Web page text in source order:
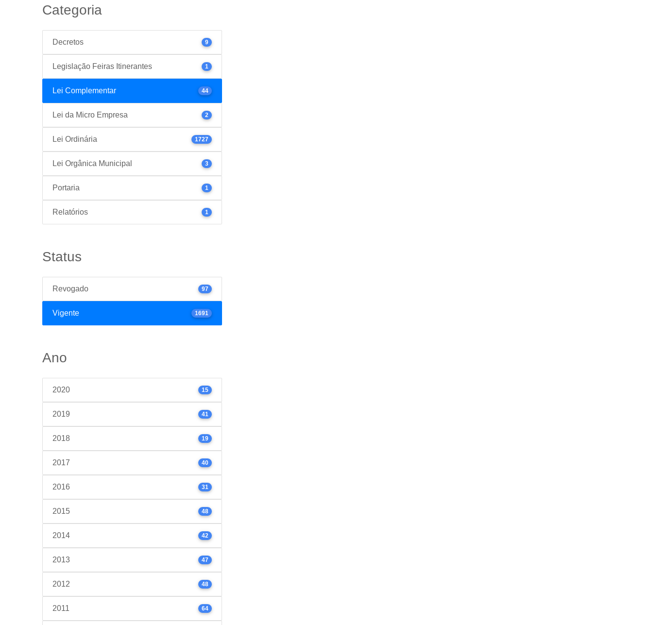
Categoria
Decretos 9
Legislação Feiras Itinerantes 1
Lei Complementar 44
Lei da Micro Empresa 2
Lei Ordinária 1727
Lei Orgânica Municipal 3
Portaria 1
Relatórios 1
Status
Revogado 97
Vigente 1691
Ano
2020 15
2019 41
2018 19
2017 40
2016 31
2015 48
2014 42
2013 47
2012 48
2011 64